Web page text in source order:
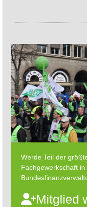
Werde Teil der
Fachgewerkschaft in
Mitglied